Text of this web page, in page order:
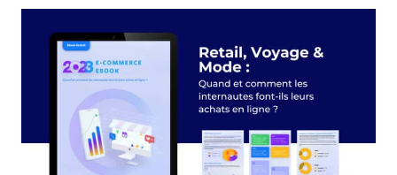
CLÉS
DU
COMMERCE
DANS
MODE